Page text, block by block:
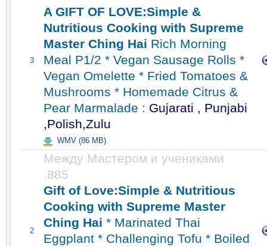
3
A GIFT OF LOVE:Simple &
Nutritious Cooking with Supreme
Master Ching Hai Rich Morning
Meal P1/2 * Vegan Sausage Rolls *
Vegan Omelette * Fried Tomatoes &
Mushrooms * Homemade Citrus &
Pear Marmalade : Gujarati , Punjabi
,Polish,Zulu
WMV (86 MB)
2
Между Мастером и учениками
.885
Gift of Love:Simple & Nutritious
Cooking with Supreme Master
Ching Hai * Marinated Thai
Eggplant * Challenging Tofu * Boiled